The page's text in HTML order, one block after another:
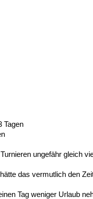
Tagen
ungefähr gleich
das vermutlich den
Tag weniger Urlaub